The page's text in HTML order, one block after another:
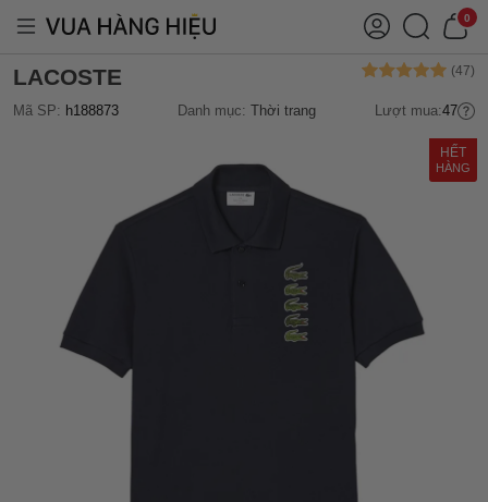
0
LACOSTE
Mã SP: h188873 Danh mục: Thời trang Lượt mua:47
HẾT
HÀNG